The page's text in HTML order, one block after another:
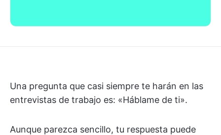
Una pregunta que casi siempre te harán en las
entrevistas de trabajo es: «Háblame de ti».
Aunque parezca sencillo, tu respuesta puede